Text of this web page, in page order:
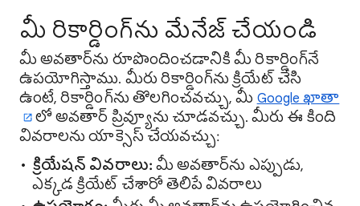
మీ రికార్డింగ్‌ను మేనేజ్ చేయండి
మీ అవతార్‌ను రూపొందించడానికి మీ రికార్డింగ్‌నే
ఉపయోగిస్తాము. మీరు రికార్డింగ్‌ను క్రియేట్ చేసి
ఉంటే, రికార్డింగ్‌ను తొలగించవచ్చు, మీ Google ఖాతా
లో అవతార్ ప్రివ్యూను చూడవచ్చు. మీరు ఈ కింది
వివరాలను యాక్సెస్ చేయవచ్చు:
క్రియేషన్ వివరాలు: మీ అవతార్‌ను ఎప్పుడు,
ఎక్కడ క్రియేట్ చేశారో తెలిపే వివరాలు